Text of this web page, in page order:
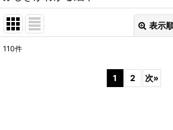
表示
110件
1 2 次»